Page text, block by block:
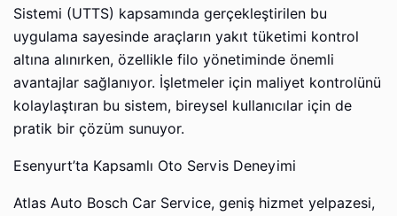
Sistemi (UTTS) kapsamında gerçekleştirilen bu
uygulama sayesinde araçların yakıt tüketimi kontrol
altına alınırken, özellikle filo yönetiminde önemli
avantajlar sağlanıyor. İşletmeler için maliyet kontrolünü
kolaylaştıran bu sistem, bireysel kullanıcılar için de
pratik bir çözüm sunuyor.
Esenyurt’ta Kapsamlı Oto Servis Deneyimi
Atlas Auto Bosch Car Service, geniş hizmet yelpazesi,